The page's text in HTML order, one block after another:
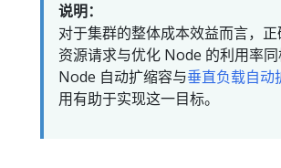
说明：
对于集群的整体成本效益而言，
资源请求与优化 Node 的利用率
Node 自动扩缩容与垂直负载自动
用有助于实现这一目标。